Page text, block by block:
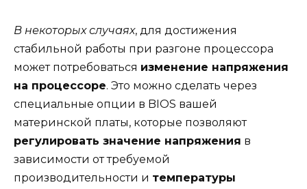
В некоторых случаях, для достижения
стабильной работы при разгоне процессора
может потребоваться изменение напряжения
на процессоре. Это можно сделать через
специальные опции в BIOS вашей
материнской платы, которые позволяют
регулировать значение напряжения в
зависимости от требуемой
производительности и температуры